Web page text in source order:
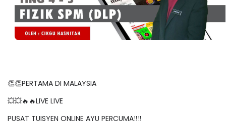
👏👏PERTAMA DI MALAYSIA
💥💥🔥🔥LIVE LIVE
PUSAT TUISYEN ONLINE AYU PERCUMA‼️‼️